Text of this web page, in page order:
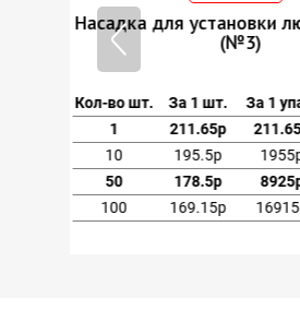
Насадка для установки
(№3)
Кол-во шт. За 1 шт. За 1
1
211.65р
10
195.5р
50
178.5р
100
169.15р